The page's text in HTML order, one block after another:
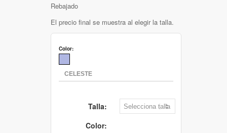
Rebajado
El precio final se muestra al elegir la talla.
Color:
Talla:
Color: